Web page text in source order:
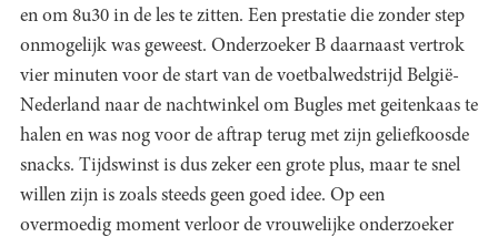
en om 8u30 in de les te zitten. Een prestatie die zonder step
onmogelijk was geweest. Onderzoeker B daarnaast vertrok
vier minuten voor de start van de voetbalwedstrijd België-
Nederland naar de nachtwinkel om Bugles met geitenkaas te
halen en was nog voor de aftrap terug met zijn geliefkoosde
snacks. Tijdswinst is dus zeker een grote plus, maar te snel
willen zijn is zoals steeds geen goed idee. Op een
overmoedig moment verloor de vrouwelijke onderzoeker